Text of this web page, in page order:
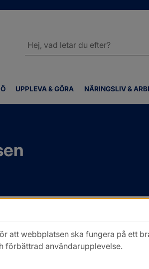
UPPLEVA & GÖRA NÄRINGSLIV &
webbplatsen
Information om
sotenas.se är den offentliga
Sotenäs kommun med korrekt och
att webbplatsen ska fungera på ett
förbättrad användarupplevelse.